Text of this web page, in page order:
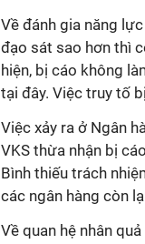
Về đánh gia năng
đạo sát sao hơn thì
hiện, bị cáo không
tại đây. Việc truy tố
Việc xảy ra ở Ngân
VKS thừa nhận bị
Bình thiếu trách
các ngân hàng còn
Về quan hệ nhân